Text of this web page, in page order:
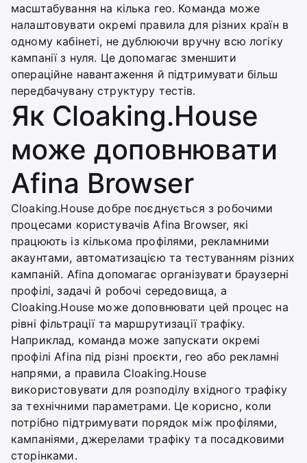
масштабування на кілька гео. Команда може
налаштовувати окремі правила для різних країн в
одному кабінеті, не дублюючи вручну всю логіку
кампанії з нуля. Це допомагає зменшити
операційне навантаження й підтримувати більш
передбачувану структуру тестів.
Як Cloaking.House
може доповнювати
Afina Browser
Cloaking.House добре поєднується з робочими
процесами користувачів Afina Browser, які
працюють із кількома профілями, рекламними
акаунтами, автоматизацією та тестуванням різних
кампаній. Afina допомагає організувати браузерні
профілі, задачі й робочі середовища, а
Cloaking.House може доповнювати цей процес на
рівні фільтрації та маршрутизації трафіку.
Наприклад, команда може запускати окремі
профілі Afina під різні проєкти, гео або рекламні
напрями, а правила Cloaking.House
використовувати для розподілу вхідного трафіку
за технічними параметрами. Це корисно, коли
потрібно підтримувати порядок між профілями,
кампаніями, джерелами трафіку та посадковими
сторінками.